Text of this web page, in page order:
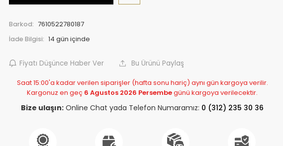
Barkod: 7610522780187
İade Bilgisi:
Fiyatı Düşünce Haber Ver Bu Ürünü Paylaş
Saat 15:00'a kadar verilen siparişler (hafta sonu hariç) aynı gün kargoya verilir.
Kargonuz en geç 6 Agustos 2026 Persembe günü kargoya verilecektir.
Bize ulaşın: Online Chat yada Telefon Numaramız: 0 (312) 235 30 36